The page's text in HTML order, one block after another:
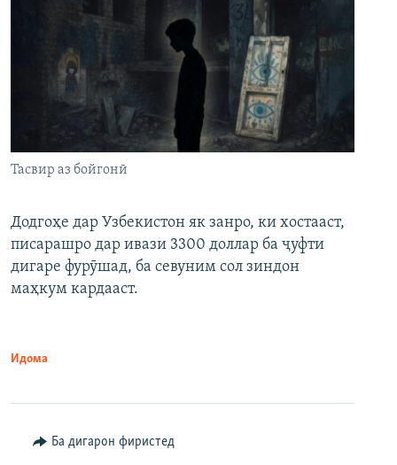
Тасвир аз бойгонӣ
Додгоҳе дар Узбекистон як занро, ки хостааст,
писарашро дар ивази 3300 доллар ба ҷуфти
дигаре фурӯшад, ба севуним сол зиндон
маҳкум кардааст.
Идома
Ба дигарон фиристед